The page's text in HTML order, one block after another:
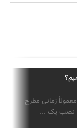
زمانی مطرح
نصب یک ...